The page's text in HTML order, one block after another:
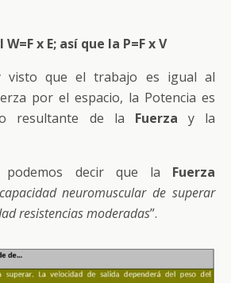
W=F x E; así que la P=F x V
visto que el trabajo es igual al
por el espacio, la Potencia es
resultante de la Fuerza y la
podemos decir que la Fuerza
neuromuscular de superar
resistencias moderadas”.